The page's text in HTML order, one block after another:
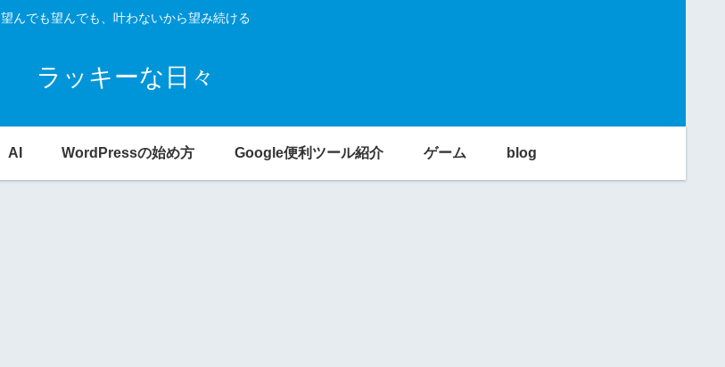
望んでも望んでも、叶わないから望み続ける
ラッキーな日々
AI WordPressの始め方 Google便利ツール紹介 ゲーム blog